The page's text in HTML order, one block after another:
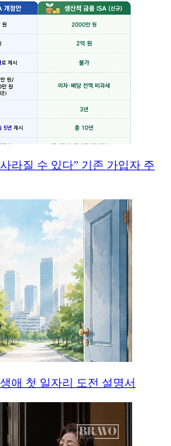
사라질 수 있다” 기존 가입자 주
애 첫 일자리 도전 설명서